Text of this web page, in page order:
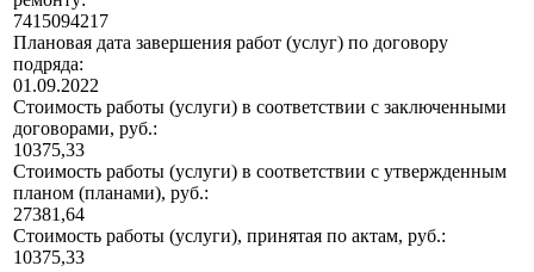
7415094217
Плановая дата завершения работ (услуг) по договору
подряда:
01.09.2022
Стоимость работы (услуги) в соответствии с заключенными
договорами, руб.:
10375,33
Стоимость работы (услуги) в соответствии с утвержденным
планом (планами), руб.:
27381,64
Стоимость работы (услуги), принятая по актам, руб.:
10375,33